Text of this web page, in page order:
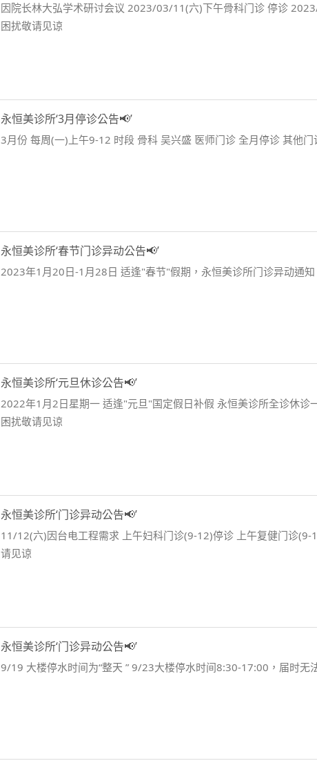
因院长林大弘学术研讨会议 2023/03/11(六)下午骨科门诊 停诊
困扰敬请见谅
永恒美诊所‘3月停诊公告📢’
3月份 每周(一)上午9-12 时段 骨科 吴兴盛 医师门诊 全月停诊 其他
永恒美诊所‘春节门诊异动公告📢’
2023年1月20日-1月28日 适逢"春节"假期，永恒美诊所门诊异动通
永恒美诊所‘元旦休诊公告📢’
2022年1月2日星期一 适逢"元旦"国定假日补假 永恒美诊所全诊休
困扰敬请见谅
永恒美诊所‘门诊异动公告📢’
11/12(六)因台电工程需求 上午妇科门诊(9-12)停诊 上午复健门诊
请见谅
永恒美诊所‘门诊异动公告📢’
9/19 大楼停水时间为“整天 ” 9/23大楼停水时间8:30-17:00，届时无